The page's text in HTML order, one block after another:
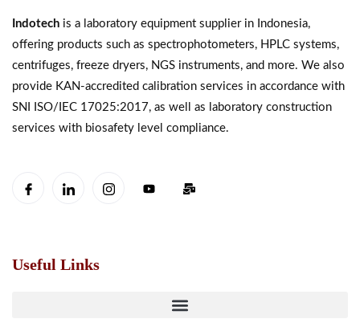
Indotech is a laboratory equipment supplier in Indonesia,
offering products such as spectrophotometers, HPLC systems,
centrifuges, freeze dryers, NGS instruments, and more. We also
provide KAN-accredited calibration services in accordance with
SNI ISO/IEC 17025:2017, as well as laboratory construction
services with biosafety level compliance.
Useful Links